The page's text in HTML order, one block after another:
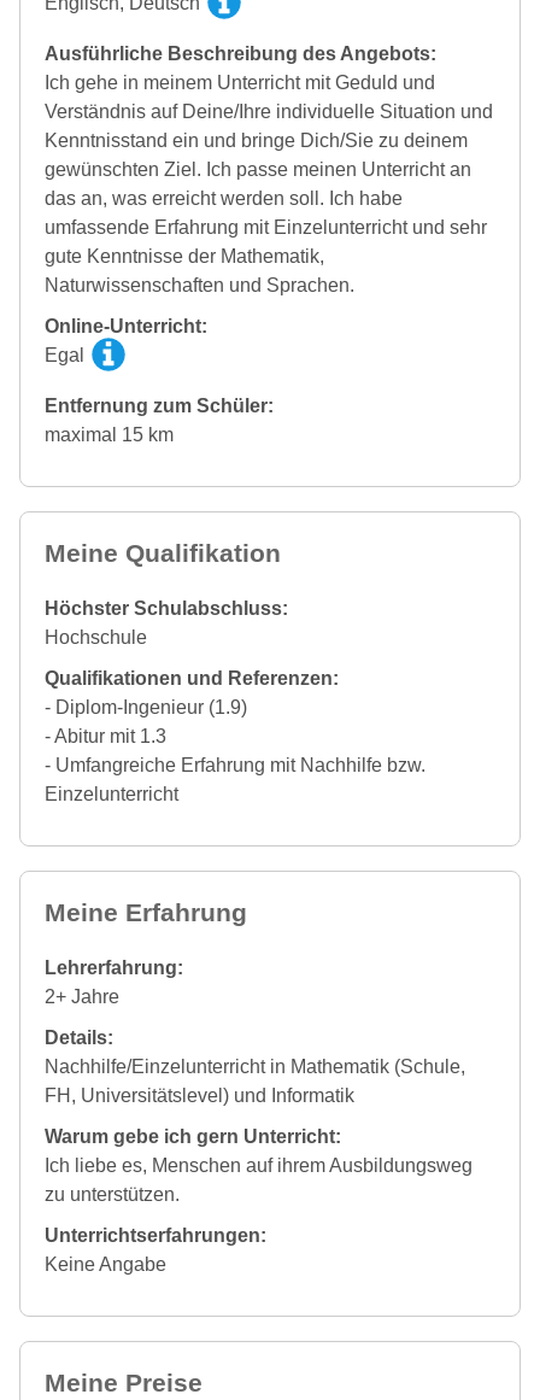
Ausführliche Beschreibung des Angebots:
Ich gehe in meinem Unterricht mit Geduld und
Verständnis auf Deine/Ihre individuelle Situation und
Kenntnisstand ein und bringe Dich/Sie zu deinem
gewünschten Ziel. Ich passe meinen Unterricht an
das an, was erreicht werden soll. Ich habe
umfassende Erfahrung mit Einzelunterricht und sehr
gute Kenntnisse der Mathematik,
Naturwissenschaften und Sprachen.
Online-Unterricht:
Egal
Entfernung zum Schüler:
maximal 15 km
Meine Qualifikation
Höchster Schulabschluss:
Hochschule
Qualifikationen und Referenzen:
- Diplom-Ingenieur (1.9)
- Abitur mit 1.3
- Umfangreiche Erfahrung mit Nachhilfe bzw.
Einzelunterricht
Meine Erfahrung
Lehrerfahrung:
2+ Jahre
Details:
Nachhilfe/Einzelunterricht in Mathematik (Schule,
FH, Universitätslevel) und Informatik
Warum gebe ich gern Unterricht:
Ich liebe es, Menschen auf ihrem Ausbildungsweg
zu unterstützen.
Unterrichtserfahrungen:
Keine Angabe
Meine Preise